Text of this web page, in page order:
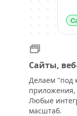
Сайты,
Делаем "под
Любые
масштаб.